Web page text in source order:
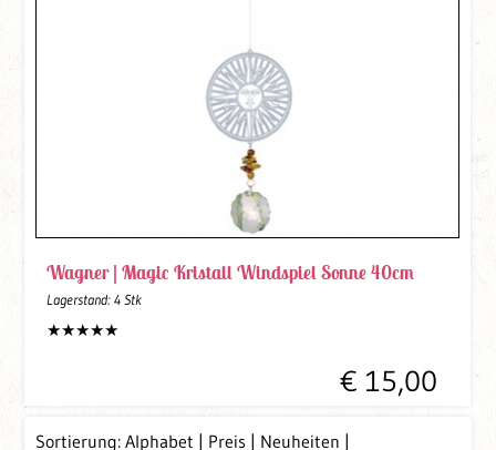
Wagner |Magic Kristall Windspiel Sonne 40cm
Lagerstand:4 Stk
€ 15,00
Sortierung: Alphabet Preis
Neuheiten